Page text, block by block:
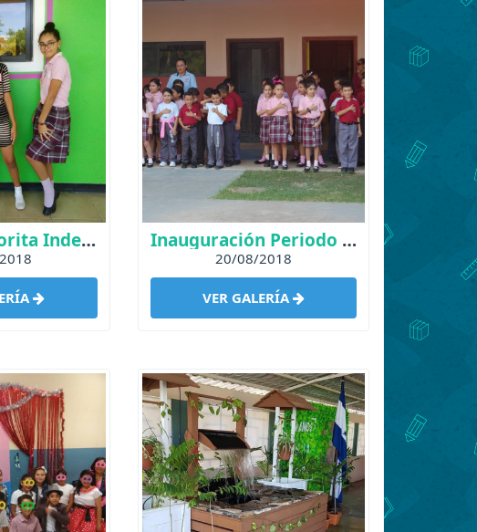
Elección Señorita Independencia 2018 Inauguración Periodo 2018-19
20/08/2018
VER GALERÍA